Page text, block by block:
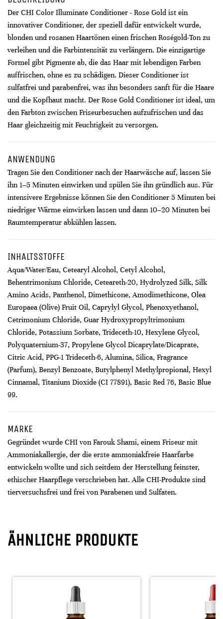
Der CHI Color Illuminate Conditioner - Rose Gold ist ein
innovativer Conditioner, der speziell dafür entwickelt wurde,
blonden und rosanen Haartönen einen frischen Roségold-Ton zu
verleihen und die Farbintensität zu verlängern. Die einzigartige
Formel gibt Pigmente ab, die das Haar mit lebendigen Farben
auffrischen, ohne es zu schädigen. Dieser Conditioner ist
sulfatfrei und parabenfrei, was ihn besonders sanft für die Haare
und die Kopfhaut macht. Der Rose Gold Conditioner ist ideal, um
den Farbton zwischen Friseurbesuchen aufzufrischen und das
Haar gleichzeitig mit Feuchtigkeit zu versorgen.
ANWENDUNG
Tragen Sie den Conditioner nach der Haarwäsche auf, lassen Sie
ihn 1–5 Minuten einwirken und spülen Sie ihn gründlich aus. Für
intensivere Ergebnisse können Sie den Conditioner 5 Minuten bei
niedriger Wärme einwirken lassen und dann 10–20 Minuten bei
Raumtemperatur abkühlen lassen.
INHALTSSTOFFE
Aqua/Water/Eau, Cetearyl Alcohol, Cetyl Alcohol,
Behentrimonium Chloride, Ceteareth-20, Hydrolyzed Silk, Silk
Amino Acids, Panthenol, Dimethicone, Amodimethicone, Olea
Europaea (Olive) Fruit Oil, Caprylyl Glycol, Phenoxyethanol,
Cetrimonium Chloride, Guar Hydroxypropyltrimonium
Chloride, Potassium Sorbate, Trideceth-10, Hexylene Glycol,
Polyquaternium-37, Propylene Glycol Dicaprylate/Dicaprate,
Citric Acid, PPG-1 Trideceth-6, Alumina, Silica, Fragrance
(Parfum), Benzyl Benzoate, Butylphenyl Methylpropional, Hexyl
Cinnamal, Titanium Dioxide (CI 77891), Basic Red 76, Basic Blue
99.
MARKE
Gegründet wurde CHI von Farouk Shami, einem Friseur mit
Ammoniakallergie, der die erste ammoniakfreie Haarfarbe
entwickeln wollte und sich seitdem der Herstellung feinster,
ethischer Haarpflege verschrieben hat. Alle CHI-Produkte sind
tierversuchsfrei und frei von Parabenen und Sulfaten.
ÄHNLICHE PRODUKTE